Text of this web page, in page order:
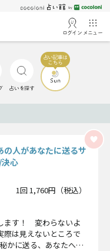
ログイン メニュー
占いを探す
人があなたに送るサ
心
1回 1,760円（税込）
ます！ 変わらないよ
際は見えないところで
かに送る、あなたへの